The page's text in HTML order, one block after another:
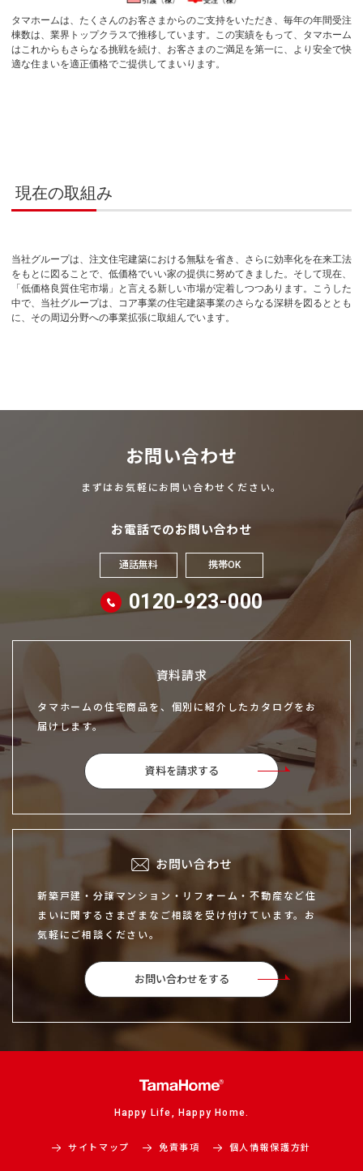
タマホームは、たくさんのお客さまからのご支持をいただき、毎年の年間受注
棟数は、業界トップクラスで推移しています。この実績をもって、タマホーム
はこれからもさらなる挑戦を続け、お客さまのご満足を第一に、より安全で快
適な住まいを適正価格でご提供してまいります。
現在の取組み
当社グループは、注文住宅建築における無駄を省き、さらに効率化を在来工法
をもとに図ることで、低価格でいい家の提供に努めてきました。そして現在、
「低価格良質住宅市場」と言える新しい市場が定着しつつあります。こうした
中で、当社グループは、コア事業の住宅建築事業のさらなる深耕を図るととも
に、その周辺分野への事業拡張に取組んでいます。
お問い合わせ
まずはお気軽にお問い合わせください。
お電話でのお問い合わせ
通話無料 携帯OK
0120-923-000
資料請求
タマホームの住宅商品を、個別に紹介したカタログをお
届けします。
資料を請求する
お問い合わせ
新築戸建・分譲マンション・リフォーム・不動産など住
まいに関するさまざまなご相談を受け付けています。お
気軽にご相談ください。
お問い合わせをする
Happy Life, Happy Home.
サイトマップ 免責事項 個人情報保護方針